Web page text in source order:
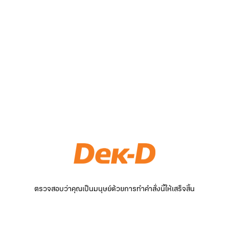
ตรวจสอบว่าคุณเป็นมนุษย์ด้วยการทำคำสั่งนี้ให้เสร็จสิ้น